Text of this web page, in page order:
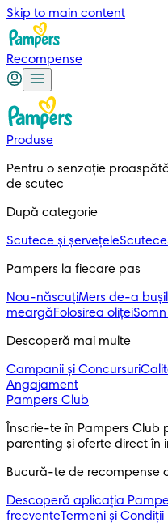
Skip to main content
Recompense
Produse
Pentru o senzație
de scutec
După categorie
Scutece și șervețeleScutece
Pampers la fiecare pas
Nou-născuțiMers de-a
meargăFolosirea oliței
Descoperă mai multe
Campanii și Concursuri
Angajament
Pampers Club
Înscrie-te în Pampers Club
parenting și oferte direct în
Bucură-te de recompense
Descoperă aplicația
frecventeTermeni și Condiții